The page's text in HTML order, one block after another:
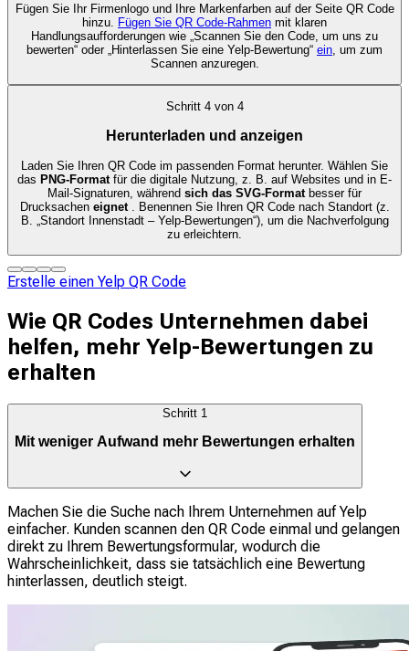
Fügen Sie Ihr Firmenlogo und Ihre Markenfarben auf der Seite QR Code
hinzu.
Fügen Sie QR Code-Rahmen mit klaren
Handlungsaufforderungen wie „Scannen Sie den Code, um uns zu
bewerten“ oder „Hinterlassen Sie eine Yelp-Bewertung“ ein , um zum
Scannen anzuregen.
Schritt 4 von 4
Herunterladen und anzeigen
Laden Sie Ihren QR Code im passenden Format herunter. Wählen Sie
das PNG-Format für die digitale Nutzung, z. B. auf Websites und in E-
Mail-Signaturen, während sich das SVG-Format besser für
Drucksachen eignet
. Benennen Sie Ihren QR Code nach Standort (z.
B. „Standort Innenstadt – Yelp-Bewertungen“), um die Nachverfolgung
zu erleichtern.
Erstelle einen Yelp QR Code
Wie QR Codes Unternehmen dabei
helfen, mehr Yelp-Bewertungen zu
erhalten
Schritt 1
Mit weniger Aufwand mehr Bewertungen erhalten
Machen Sie die Suche nach Ihrem Unternehmen auf Yelp
einfacher. Kunden scannen den QR Code einmal und gelangen
direkt zu Ihrem Bewertungsformular, wodurch die
Wahrscheinlichkeit, dass sie tatsächlich eine Bewertung
hinterlassen, deutlich steigt.